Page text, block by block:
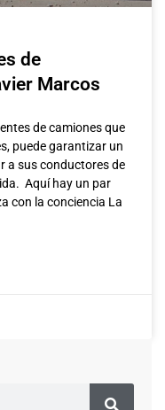
de
Marcos
de camiones que
puede garantizar un
a sus conductores de
Aquí hay un par
con la conciencia La